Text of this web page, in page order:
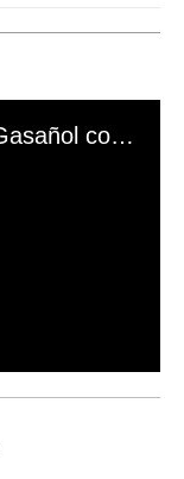
El mal momento de Yanina Gasañol con un hincha argentino en "Subrayado"